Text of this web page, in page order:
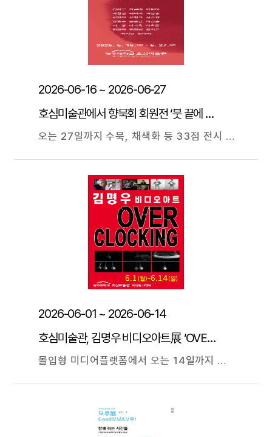
2026-06-16 ~ 2026-06-27
호심미술관에서 향묵회 회원전 ‘붓 끝에 쌓인 이야기’
오는 27일까지 수묵, 채색화 등 33점 전시 광주대학교(총장 김동진) 평생교육원 한국화반 출신 화가들의 모임인 ‘향묵회(香墨會)’의 5번째 회원전이 16일 호심미술관에서 개막됐다. 한국화가 박인주 광주미술협회 부회장의 지도로 향묵회 회원 20여 명이 참여한 이번 회원전은 ‘붓 끝에 쌓인 이야기’를 주제로 33점의 작품을 선보인다. 전시는 27일까지다. 향묵회 선철규 회장은 "수묵과 채색, 그리고 한여름을 시원하게 맞이하는 환상의 부채 등 다양한 작품을 통해 낭만과 여유로움을 안겨드리고자 한다"라고 말했다.
2026-06-01 ~ 2026-06-14
호심미술관, 김명우 비디오아트展 ‘OVERCLOCKING’
몰입형 미디어플랫폼에서 오는 14일까지 전시 광주대학교(총장 김동진)는 RISE 사업 취지로 구축한 호심미술관 '몰입형 미디어플랫폼'에서 오는 14일까지 지역 비디오아티스트 김명우 초대전 ‘OVERCLOCKING’(속도와 도정성 상실)을 개최한다. 작가는 20대 후반 백남준과 빌 비올라(Bill Viola), 한국 박현기의 정신적 영향을 받아 비디오아트를 시작했다. 요즘 미디어아트는 테크니컬한 비주얼 중심 또는 화려하고 강렬한 영상 위주로, 마치 컴퓨터의 오버클럭처럼 시각적 재미를 극대화하기도 한다. 즈음하여 김 작가는 속도와 도정성(途程性) 문제를 제기했다. 즉, 잃어버린 ‘과정의 가치’를 되짚어보자는 폴 비릴리오의 핵심 이론이다. 작가는 작품 ‘OVERCLOCKING’에서 “회중시계의 진자운동을 통해, 중력에 의한 물리적 법칙을 속도와 연관하여 매체에 의한 제가 생각하는 문제의식을 표현했다”며, “매체(비디오)가 속도에 영향력을 발휘하는 것 자체가 의미 있다”라고 주장한다. 작가의 비디오아트는 동양예술의 사의(寫意) 정신이 들어있고 허허실실하며, 만다라 정신도 엿보이고 시인 이상의 다다이즘도 느껴진다. 최준호 호심미술관장은 “백남준 시대 비디오아트를 그리워하고 흠모하는 김명우 작가, 그 시대 정통성 구현을 위해 자기 주도적으로 비디오아트를 재해석하고 있다”며, “법고창신(法古創新) 정신으로 새로움을 창조하는 작가의 비디오아트 작업이 기대된다”라고 했다.